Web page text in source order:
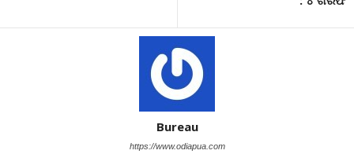
Bureau
https://www.odiapua.com